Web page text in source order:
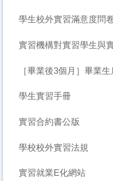
學生校外實習滿意度問
實習機構對實習學生與
［畢業後3個月］畢業
學生實習手冊
實習合約書公版
學校校外實習法規
實習就業E化網站